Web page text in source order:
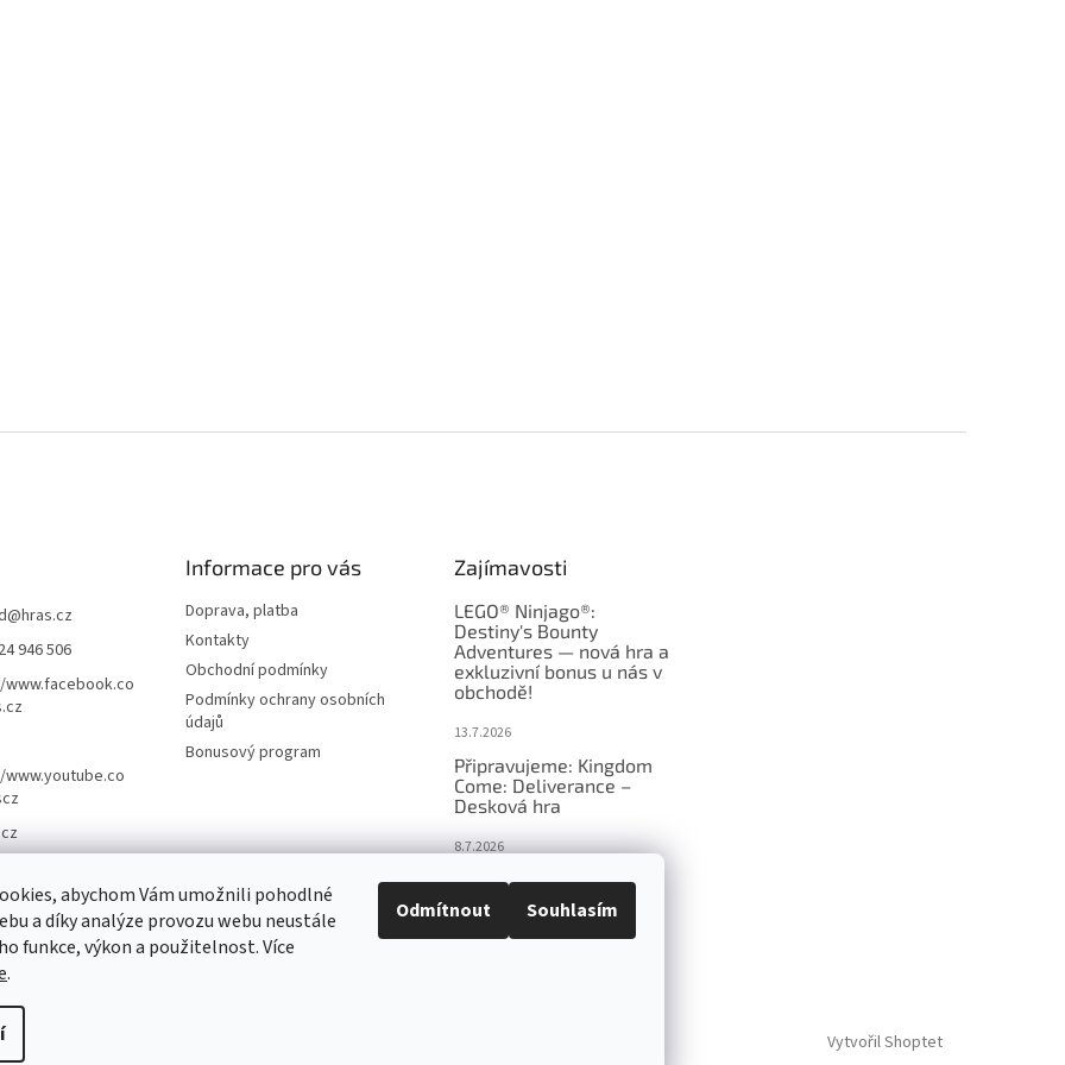
abychom Vám umožnili pohodlné
a díky analýze provozu webu neustále
funkce, výkon a použitelnost. Více
.
Odmítnout Souhlasím
@hras.cz
946 506
Informace pro vás
Doprava, platba
Kontakty
Obchodní podmínky
Podmínky ochrany osobních
údajů
Bonusový program
Zajímavosti
LEGO® Ninjago®:
Destiny's Bounty
Adventures — nová hra a
exkluzivní bonus u nás v
obchodě!
13.7.2026
Připravujeme: Kingdom
Come: Deliverance –
Desková hra
8.7.2026
Nejlepší deskové hry:
výběr, který frčí v celém
Česku
Vytvořil Shoptet
cookies